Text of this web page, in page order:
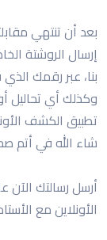
بعد أن تنتهي
إرسال الروشتة
بنا، عبر رقمك
وكذلك أي تحاليل
تطبيق الكشف
شاء الله في أتم
أرسل رسالتك الآن
الأونلاين مع